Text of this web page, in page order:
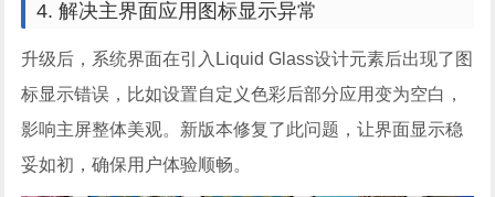
4. 解决主界面应用图标显示异常
升级后，系统界面在引入Liquid Glass设计元素后出现了图
标显示错误，比如设置自定义色彩后部分应用变为空白，
影响主屏整体美观。新版本修复了此问题，让界面显示稳
妥如初，确保用户体验顺畅。